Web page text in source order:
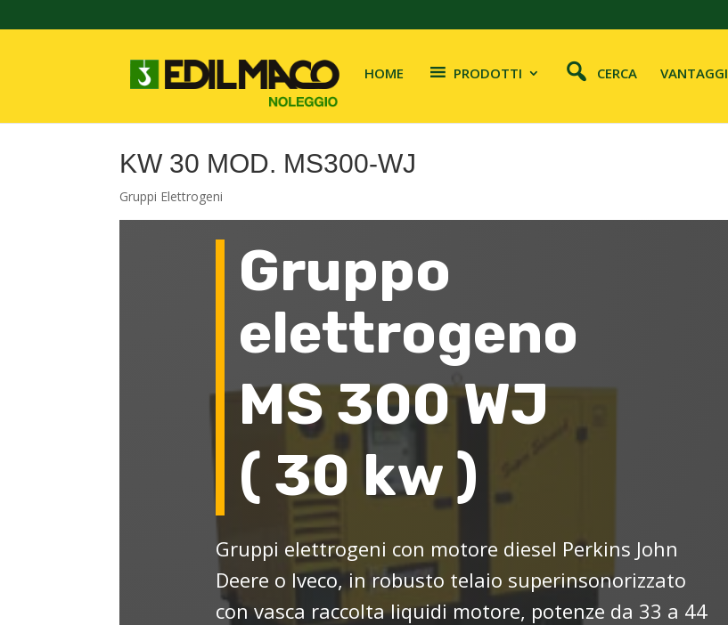
HOME PRODOTTI CERCA VANTAGGI
KW 30 MOD. MS300-WJ
Gruppi Elettrogeni
Gruppo
elettrogeno
MS 300 WJ
( 30 kw )
Gruppi elettrogeni con motore diesel Perkins John
Deere o Iveco, in robusto telaio superinsonorizzato
con vasca raccolta liquidi motore, potenze da 33 a 44